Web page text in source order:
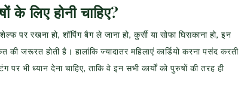
के लिए होनी चाहिए?
पर रखना हो, शॉपिंग बैग ले जाना हो, कुर्सी या सोफा घिसकाना हो, इन
की जरूरत होती है। हालांकि ज्यादातर महिलाएं कार्डियो करना पसंद करती
भी ध्यान देना चाहिए, ताकि वे इन सभी कार्यों को पुरुषों की तरह ही